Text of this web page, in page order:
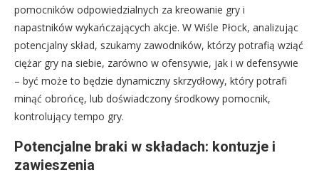
pomocników odpowiedzialnych za kreowanie gry i
napastników wykańczających akcje. W Wiśle Płock, analizując
potencjalny skład, szukamy zawodników, którzy potrafią wziąć
ciężar gry na siebie, zarówno w ofensywie, jak i w defensywie
– być może to będzie dynamiczny skrzydłowy, który potrafi
minąć obrońcę, lub doświadczony środkowy pomocnik,
kontrolujący tempo gry.
Potencjalne braki w składach: kontuzje i
zawieszenia